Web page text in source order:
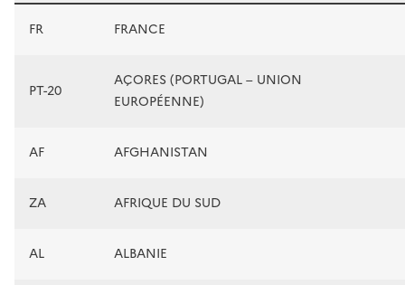
Liste des pays
FR FRANCE
PT-20
AÇORES (PORTUGAL – UNION
EUROPÉENNE)
AF AFGHANISTAN
ZA AFRIQUE DU SUD
AL ALBANIE